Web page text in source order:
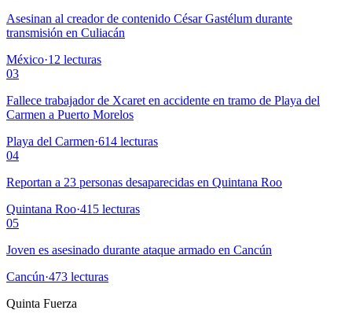
Asesinan al creador de contenido César Gastélum durante
transmisión en Culiacán
México·12 lecturas
03
Fallece trabajador de Xcaret en accidente en tramo de Playa del
Carmen a Puerto Morelos
Playa del Carmen·614 lecturas
04
Reportan a 23 personas desaparecidas en Quintana Roo
Quintana Roo·415 lecturas
05
Joven es asesinado durante ataque armado en Cancún
Cancún·473 lecturas
Quinta Fuerza